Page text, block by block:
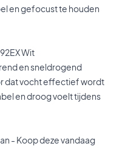
en gefocust te houden
Wit
en sneldrogend
dat vocht effectief wordt
en droog voelt tijdens
- Koop deze vandaag